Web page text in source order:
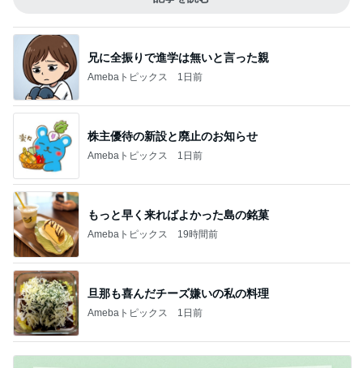
兄に全振りで進学は無いと言った親
Amebaトピックス 1日前
株主優待の新設と廃止のお知らせ
Amebaトピックス 1日前
もっと早く来ればよかった島の銘菓
Amebaトピックス 19時間前
旦那も喜んだチーズ嫌いの私の料理
Amebaトピックス 1日前